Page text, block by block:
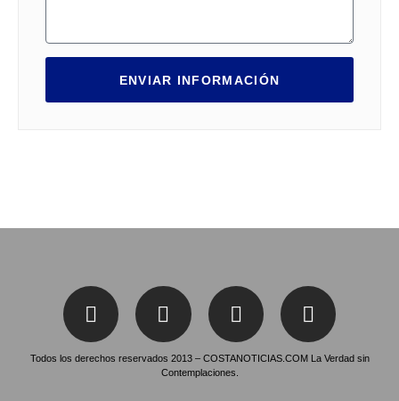
ENVIAR INFORMACIÓN
Todos los derechos reservados 2013 – COSTANOTICIAS.COM La Verdad sin
Contemplaciones.